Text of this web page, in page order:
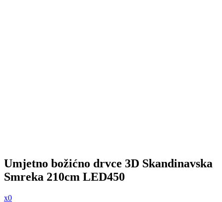
Umjetno božićno drvce 3D Skandinavska
Smreka 210cm LED450
x0